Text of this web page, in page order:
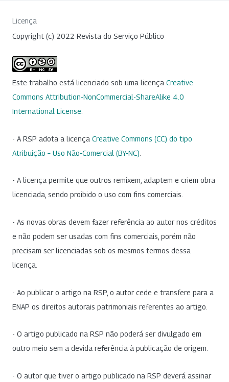
Licença
Copyright (c) 2022 Revista do Serviço Público
Este trabalho está licenciado sob uma licença Creative
Commons Attribution-NonCommercial-ShareAlike 4.0
International License
- A RSP adota a licença Creative Commons (CC) do tipo
Atribuição – Uso Não-Comercial (BY-NC)
- A licença permite que outros remixem, adaptem e criem obra
licenciada, sendo proibido o uso com fins comerciais.
- As novas obras devem fazer referência ao autor nos créditos
e não podem ser usadas com fins comerciais, porém não
precisam ser licenciadas sob os mesmos termos dessa
licença.
- Ao publicar o artigo na RSP, o autor cede e transfere para a
ENAP os direitos autorais patrimoniais referentes ao artigo.
- O artigo publicado na RSP não poderá ser divulgado em
outro meio sem a devida referência à publicação de origem.
- O autor que tiver o artigo publicado na RSP deverá assinar